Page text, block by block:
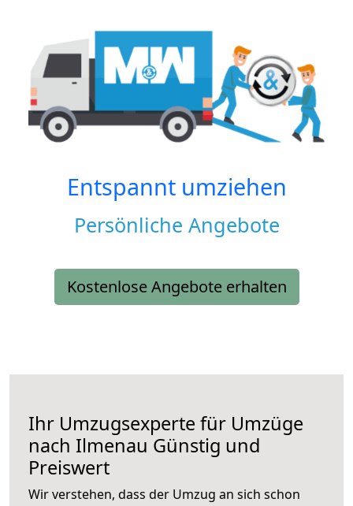
Entspannt umziehen
Persönliche Angebote
Kostenlose Angebote erhalten
Ihr Umzugsexperte für Umzüge
nach Ilmenau Günstig und
Preiswert
Wir verstehen, dass der Umzug an sich schon